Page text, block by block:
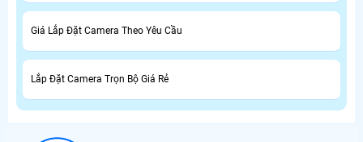
Giá Lắp Đặt Camera Theo Yêu Cầu
Lắp Đặt Camera Trọn Bộ Giá Rẻ